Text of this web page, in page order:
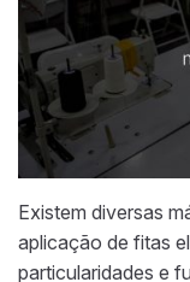
Existem diversas
aplicação de fitas
particularidades e